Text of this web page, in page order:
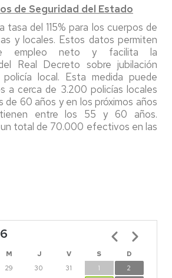
de Seguridad del Estado
tasa del 115% para los cuerpos de
y locales. Estos datos permiten
empleo neto y facilita la
Real Decreto sobre jubilación
local. Esta medida puede
a cerca de 3.200 policías locales
de 60 años y en los próximos años
entre los 55 y 60 años.
total de 70.000 efectivos en las
M J V S
D
29 30 31 1
2
Paginación